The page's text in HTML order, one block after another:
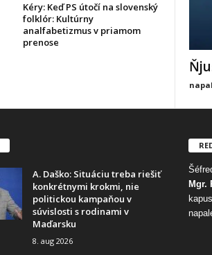
Kéry: Keď PS útočí na slovenský
folklór: Kultúrny
analfabetizmus v priamom
prenose
A. Daško: Situáciu treba riešiť
konkrétnymi krokmi, nie
politickou kampaňou v
súvislosti s rodinami v
Maďarsku
8. aug 2026
Mgr.